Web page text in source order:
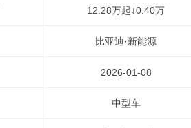
12.28万起↓0.40万
比亚迪·新能源
2026-01-08
中型车